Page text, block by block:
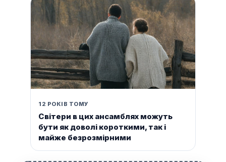
12 РОКІВ ТОМУ
Світери в цих ансамблях можуть
бути як доволі короткими, так і
майже безрозмірними